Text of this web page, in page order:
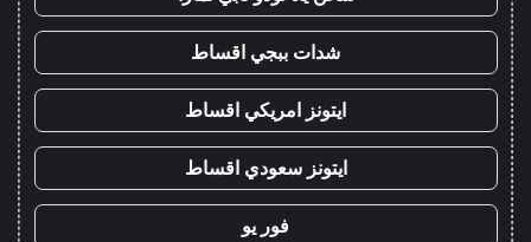
شدات ببجي اقساط
ايتونز امريكي اقساط
ايتونز سعودي اقساط
فور يو